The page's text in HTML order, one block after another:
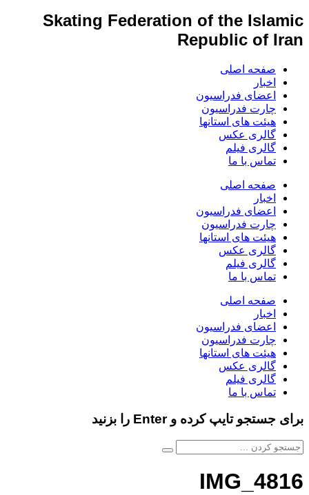
Skating Federation of the Islamic
Republic of Iran
صفحه اصلی
اخبار
اعضای فدراسیون
چارت فدراسیون
هیئت های استانها
گالری عکس
گالری فیلم
تماس با ما
صفحه اصلی
اخبار
اعضای فدراسیون
چارت فدراسیون
هیئت های استانها
گالری عکس
گالری فیلم
تماس با ما
صفحه اصلی
اخبار
اعضای فدراسیون
چارت فدراسیون
هیئت های استانها
گالری عکس
گالری فیلم
تماس با ما
برای جستجو تایپ کرده و Enter را بزنید
IMG_4816